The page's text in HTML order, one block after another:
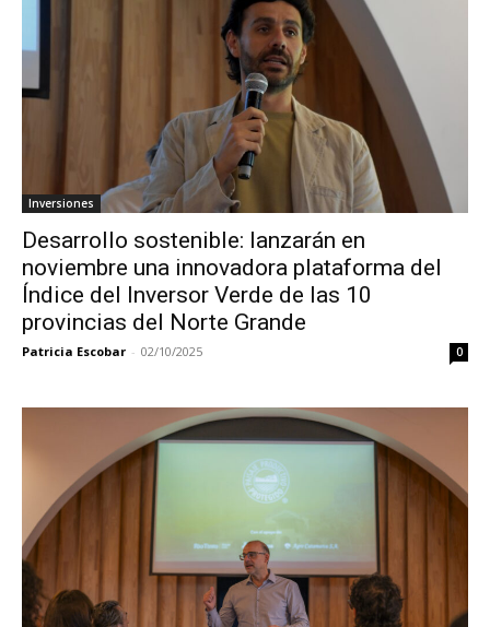
Inversiones
Desarrollo sostenible: lanzarán en
noviembre una innovadora plataforma del
Índice del Inversor Verde de las 10
provincias del Norte Grande
Patricia Escobar - 02/10/2025 0